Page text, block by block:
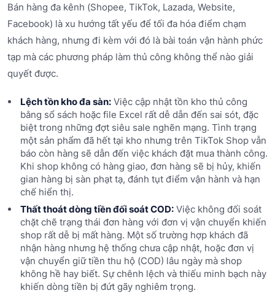
Bán hàng đa kênh (Shopee, TikTok, Lazada, Website,
Facebook) là xu hướng tất yếu để tối đa hóa điểm chạm
khách hàng, nhưng đi kèm với đó là bài toán vận hành phức
tạp mà các phương pháp làm thủ công không thể nào giải
quyết được.
Lệch tồn kho đa sàn:Việc cập nhật tồn kho thủ công
bằng sổ sách hoặc file Excel rất dễ dẫn đến sai sót, đặc
biệt trong những đợt siêu sale nghẽn mạng. Tình trạng
một sản phẩm đã hết tại kho nhưng trên TikTok Shop vẫn
báo còn hàng sẽ dẫn đến việc khách đặt mua thành công.
Khi shop không có hàng giao, đơn hàng sẽ bị hủy, khiến
gian hàng bị sàn phạt tạ, đánh tụt điểm vận hành và hạn
chế hiển thị.
Thất thoát dòng tiền đối soát COD:Việc không đối soát
chặt chẽ trạng thái đơn hàng với đơn vị vận chuyển khiến
shop rất dễ bị mất hàng. Một số trường hợp khách đã
nhận hàng nhưng hệ thống chưa cập nhật, hoặc đơn vị
vận chuyển giữ tiền thu hộ (COD) lâu ngày mà shop
không hề hay biết. Sự chênh lệch và thiếu minh bạch này
khiến dòng tiền bị đứt gãy nghiêm trọng.